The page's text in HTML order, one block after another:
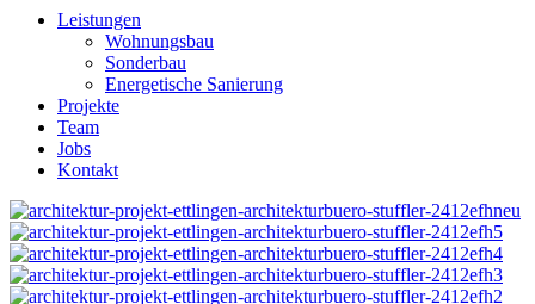
Leistungen
Wohnungsbau
Sonderbau
Energetische Sanierung
Projekte
Team
Jobs
Kontakt